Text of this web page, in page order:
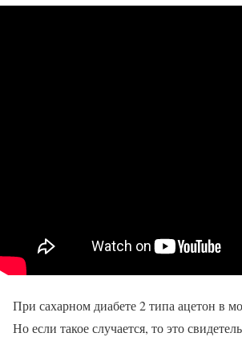
При сахарном диабете 2 типа ацетон в
Но если такое случается, то это